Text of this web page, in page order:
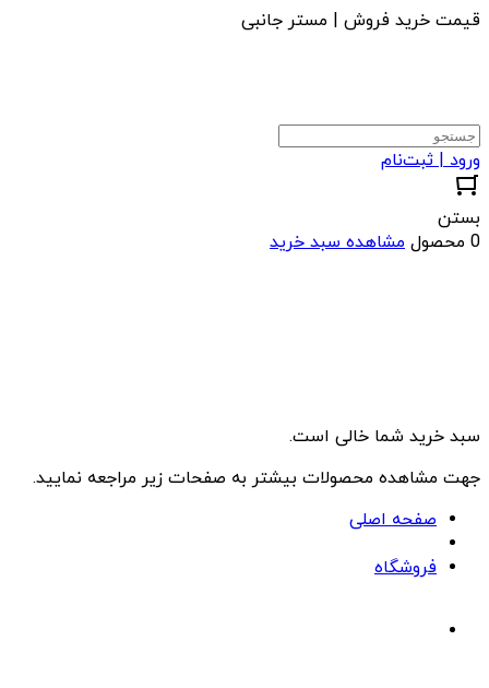
قیمت خرید فروش | مستر جانبی
ورود | ثبت‌نام
بستن
0 محصول
مشاهده سبد خرید
سبد خرید شما خالی است.
جهت مشاهده محصولات بیشتر به صفحات زیر مراجعه نمایید.
صفحه اصلی
فروشگاه